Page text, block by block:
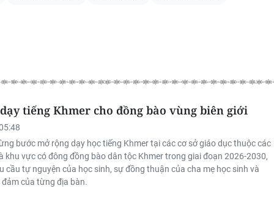
tiếng Khmer cho đồng bào vùng biên giới
bước mở rộng dạy học tiếng Khmer tại các cơ sở giáo dục thuộc các
khu vực có đông đồng bào dân tộc Khmer trong giai đoạn 2026-2030,
cầu tự nguyện của học sinh, sự đồng thuận của cha mẹ học sinh và
đảm của từng địa bàn.